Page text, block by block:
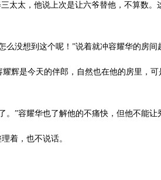
太，他说上次是让六爷替他，不算数。
没想到这个呢！”说着就冲容耀华的房间
是今天的伴郎，自然也在他的房里，可
容耀华也了解他的不痛快，但他不能让
着，也不说话。